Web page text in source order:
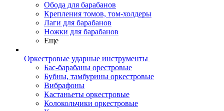
Обода для барабанов
Крепления томов, том-холдеры
Лаги для барабанов
Ножки для барабанов
Еще
Оркестровые ударные инструменты
Бас-барабаны орестровые
Бубны, тамбурины оркестровые
Вибрафоны
Кастаньеты оркестровые
Колокольчики оркестровые